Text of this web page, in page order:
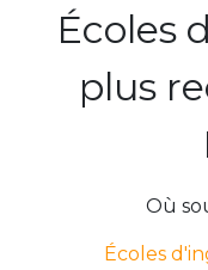
Écoles
plus
Où
Écoles